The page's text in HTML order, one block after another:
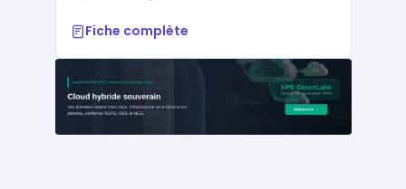
Fiche complète